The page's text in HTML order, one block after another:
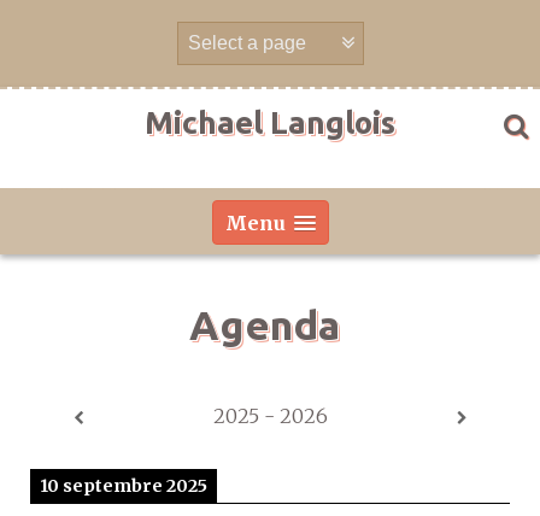
Michael Langlois
Menu
Agenda
2025 - 2026
10 septembre 2025